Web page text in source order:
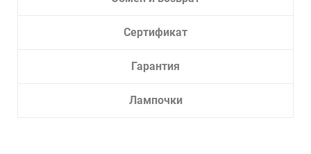
Сертификат
Гарантия
Лампочки